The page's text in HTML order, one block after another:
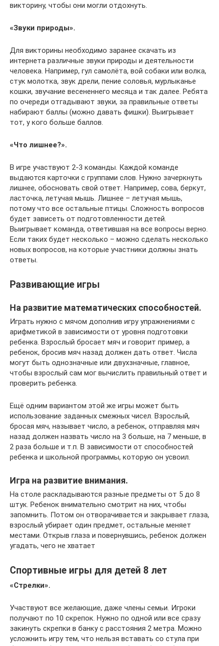
викторину, чтобы они могли отдохнуть.
«Звуки природы».
Для викторины необходимо заранее скачать из
интернета различные звуки природы и деятельности
человека. Например, гул самолёта, вой собаки или волка,
стук молотка, звук дрели, пение соловья, мурлыканье
кошки, звучание весененнего месяца и так далее. Ребята
по очереди отгадывают звуки, за правильные ответы
набирают баллы (можно давать фишки). Выигрывает
тот, у кого больше баллов.
«Что лишнее?».
В игре участвуют 2-3 команды. Каждой команде
выдаются карточки с группами слов. Нужно зачеркнуть
лишнее, обосновать свой ответ. Например, сова, беркут,
ласточка, летучая мышь. Лишнее – летучая мышь,
потому что все остальные птицы. Сложность вопросов
будет зависеть от подготовленности детей.
Выигрывает команда, ответившая на все вопросы верно.
Если таких будет несколько – можно сделать несколько
новых вопросов, на которые участники должны знать
ответы.
Развивающие игры
На развитие математических способностей.
Играть нужно с мячом дополнив игру упражнениями с
арифметикой в зависимости от уровня подготовки
ребенка. Взрослый бросает мяч и говорит пример, а
ребенок, бросив мяч назад должен дать ответ. Числа
могут быть однозначные или двухзначные, главное,
чтобы взрослый сам мог вычислить правильный ответ и
проверить ребенка.
Ещё одним вариантом этой же игры может быть
использование заданных смежных чисел. Взрослый,
бросая мяч, называет число, а ребенок, отправляя мяч
назад должен назвать число на 3 больше, на 7 меньше, в
2 раза больше и т.п. В зависимости от способностей
ребенка и школьной программы, которую он усвоил.
Игра на развитие внимания.
На столе раскладываются разные предметы от 5 до 8
штук. Ребенок внимательно смотрит на них, чтобы
запомнить. Потом он отворачивается и закрывает глаза,
взрослый убирает один предмет, остальные меняет
местами. Открыв глаза и повернувшись, ребенок должен
угадать, чего не хватает
Спортивные игры для детей 8 лет
«Стрелки».
Участвуют все желающие, даже члены семьи. Игроки
получают по 10 скрепок. Нужно по одной или все сразу
закинуть скрепки в банку с расстояния 2 метра. Можно
усложнить игру тем, что нельзя вставать со стула при